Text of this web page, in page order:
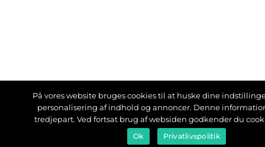
På vores website bruges cookies til at huske dine
personalisering af indhold og annoncer. Denne
tredjepart. Ved fortsat brug af websiden godkender du
Ok Privatlivspolitik